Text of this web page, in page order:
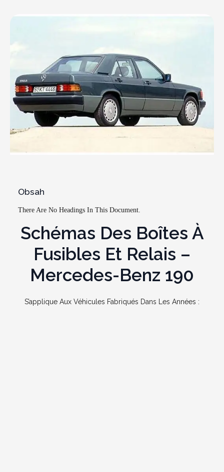
Obsah
There Are No Headings In This Document.
Schémas Des Boîtes À
Fusibles Et Relais –
Mercedes-Benz 190
S’applique Aux Véhicules Fabriqués Dans Les Années :